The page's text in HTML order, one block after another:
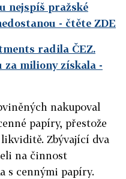
nejspíš pražské
- čtěte ZDE
radila ČEZ.
za miliony získala -
nakupoval
papíry, přestože
Zbývající dva
na činnost
s cennými papíry.